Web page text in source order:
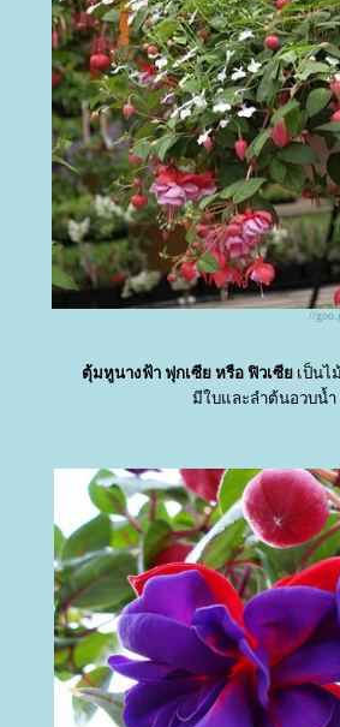
//
ตุ้มหูนางฟ้า ฟุกเซีย หรือ ฟิวเซีเป็นไ
มีใบและลำต้นอวบน้